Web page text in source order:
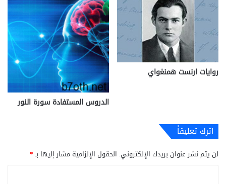
روايات ارنست همنغواي
الدروس المستفادة سورة النور
اترك تعليقاً
لن يتم نشر عنوان بريدك الإلكتروني. الحقول الإلزامية مشار إليها بـ*